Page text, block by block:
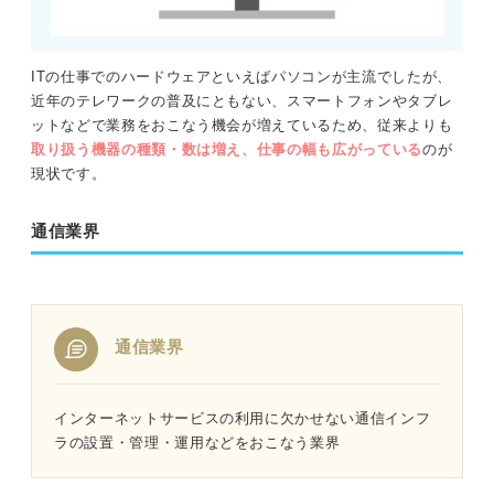
ITの仕事でのハードウェアといえばパソコンが主流でしたが、
近年のテレワークの普及にともない、スマートフォンやタブレ
ットなどで業務をおこなう機会が増えているため、従来よりも
取り扱う機器の種類・数は増え、仕事の幅も広がっているのが
現状です。
通信業界
通信業界
インターネットサービスの利用に欠かせない通信インフ
ラの設置・管理・運用などをおこなう業界
ITの仕事は非常に魅力的！ 就活の選択肢に入れてみよう
完全無料！ 転職サポート付きITスクールでエンジニアに
なろう